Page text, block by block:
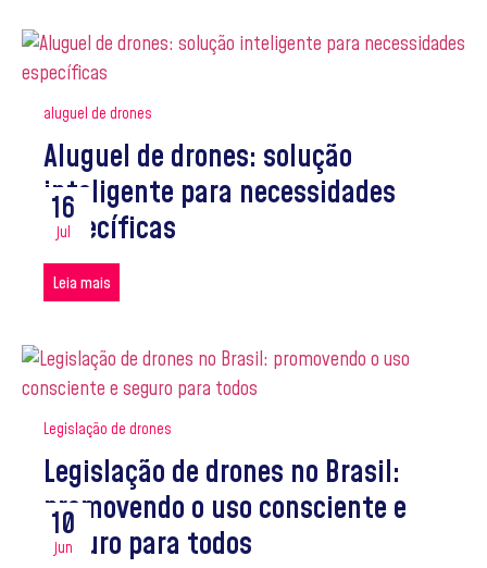
aluguel de drones
Aluguel de drones: solução
inteligente para necessidades
específicas
Leia mais
16
jul
Legislação de drones
Legislação de drones no Brasil:
promovendo o uso consciente e
seguro para todos
10
jun